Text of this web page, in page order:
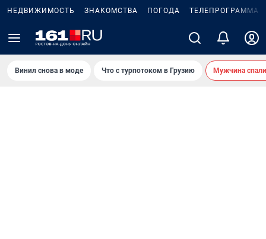
НЕДВИЖИМОСТЬ ЗНАКОМСТВА ПОГОДА ТЕЛЕПРОГРАММА
Винил снова в моде Что с турпотоком в Грузию Мужчина